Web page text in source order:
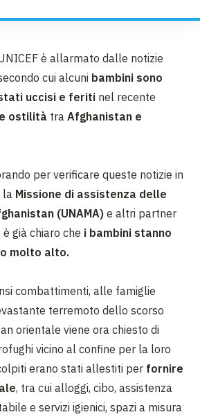
è allarmato dalle notizie
cui alcuni bambini sono
uccisi e feriti nel recente
ostilità tra Afghanistan e
per verificare queste notizie in
la Missione di assistenza delle
(UNAMA) e altri partner
già chiaro che i bambini stanno
molto alto.
combattimenti, alle famiglie
terremoto dello scorso
orientale viene ora chiesto di
vicino al confine per la loro
erano stati allestiti per fornire
, tra cui alloggi, cibo, assistenza
e servizi igienici, spazi a misura